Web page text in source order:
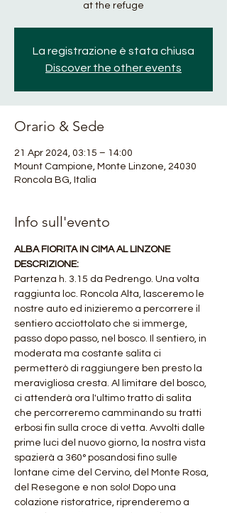
at the refuge
La registrazione è stata chiusa
Discover the other events
Orario & Sede
21 Apr 2024, 03:15 – 14:00
Mount Campione, Monte Linzone, 24030
Roncola BG, Italia
Info sull'evento
ALBA FIORITA IN CIMA AL LINZONE
DESCRIZIONE:
Partenza h. 3.15 da Pedrengo. Una volta
raggiunta loc. Roncola Alta, lasceremo le
nostre auto ed inizieremo a percorrere il
sentiero acciottolato che si immerge,
passo dopo passo, nel bosco. Il sentiero, in
moderata ma costante salita ci
permetterò di raggiungere ben presto la
meravigliosa cresta. Al limitare del bosco,
ci attenderà ora l'ultimo tratto di salita
che percorreremo camminando su tratti
erbosi fin sulla croce di vetta. Avvolti dalle
prime luci del nuovo giorno, la nostra vista
spazierà a 360° posandosi fino sulle
lontane cime del Cervino, del Monte Rosa,
del Resegone e non solo! Dopo una
colazione ristoratrice, riprenderemo a